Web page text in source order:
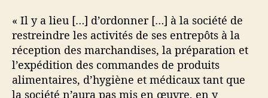
« Il y a lieu […] d’ordonner […] à la société de
restreindre les activités de ses entrepôts à la
réception des marchandises, la préparation et
l’expédition des commandes de produits
alimentaires, d’hygiène et médicaux tant que
la société n’aura pas mis en œuvre, en y